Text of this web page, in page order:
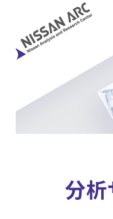
分